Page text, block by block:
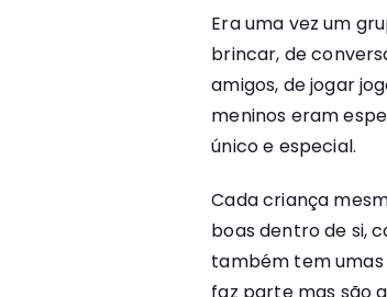
Era uma vez um
brincar, de
amigos, de jogar
meninos eram
único e especial.
Cada criança
boas dentro de si,
também tem umas
faz parte mas são